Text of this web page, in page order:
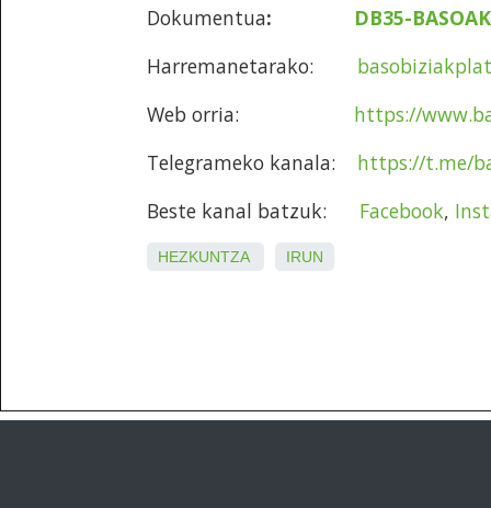
Dokumentua: DB35-
Harremanetarako:
Web orria: https://
Telegrameko kanala: https://t.me/
Beste kanal batzuk: Facebook,
HEZKUNTZA IRUN